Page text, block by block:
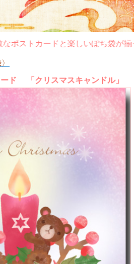
ストカードと楽しいぽち袋が揃っ
ド 「クリスマスキャンドル」